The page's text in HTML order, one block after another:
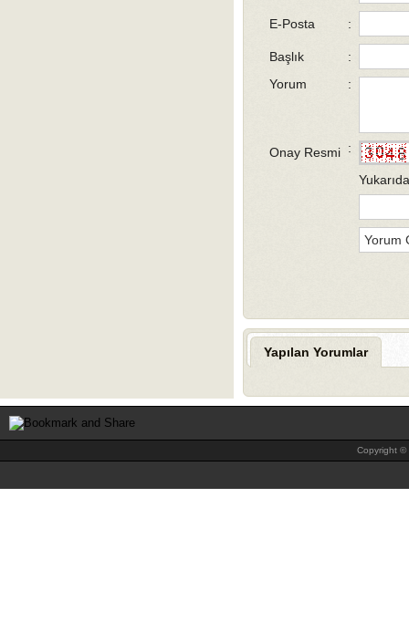
E-Posta :
Başlık
:
Yorum
:
Onay Resmi :
Yapılan Yorumlar
Copyright ©